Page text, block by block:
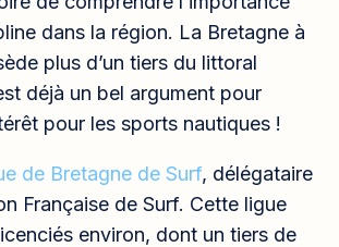
dans la région. La Bretagne à
plus d’un tiers du littoral
déjà un bel argument pour
pour les sports nautiques !
de Bretagne de Surf, délégataire
Française de Surf. Cette ligue
environ, dont un tiers de